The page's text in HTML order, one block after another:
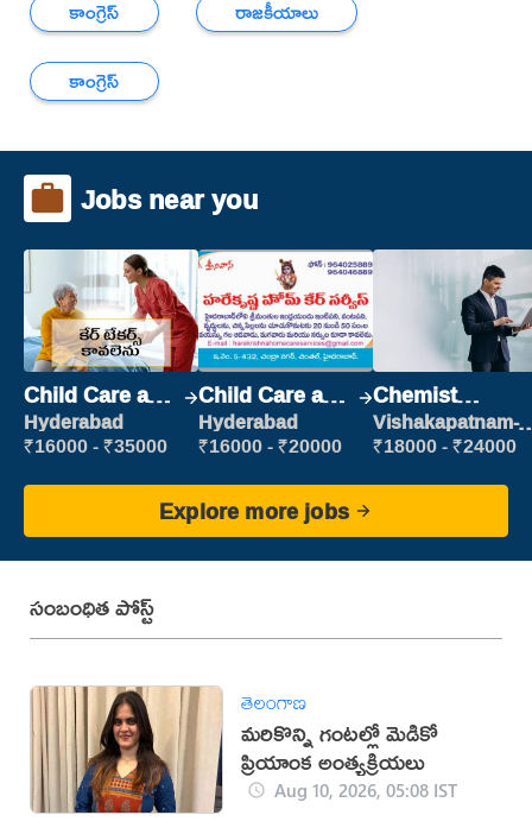
కాంగ్రెస్
రాజకీయాలు
కాంగ్రెస్
Jobs near you
Child Care and
Patient care
Hyderabad
₹16000 - ₹35000
Child Care and
Patient care
Hyderabad
₹16000 - ₹20000
Chemist
Production
Executive
Vishakapatnam-
new
₹18000 - ₹24000
Explore more jobs
సంబంధిత పోస్ట్
తెలంగాణ
మరికొన్ని గంటల్లో మెడికో
ప్రియాంక అంత్యక్రియలు
Aug 10, 2026, 05:08 IST